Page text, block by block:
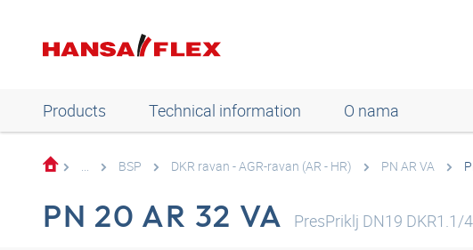
Products Technical information O nama
... BSP DKR ravan - AGR-ravan (AR - HR) PN AR VA
PN 20 AR 32 VA PresPriklj DN19 DKR1.1/